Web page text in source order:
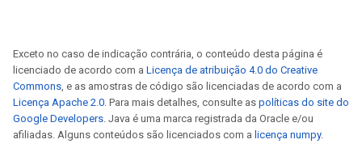
Exceto no caso de indicação contrária, o conteúdo desta página é
licenciado de acordo com a Licença de atribuição 4.0 do Creative
Commons, e as amostras de código são licenciadas de acordo com a
Licença Apache 2.0. Para mais detalhes, consulte as políticas do site do
Google Developers. Java é uma marca registrada da Oracle e/ou
afiliadas. Alguns conteúdos são licenciados com a licença numpy.